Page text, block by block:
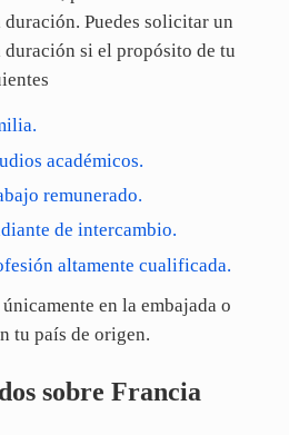
Puedes solicitar un
si el propósito de tu
académicos.
remunerado.
de intercambio.
altamente cualificada.
en la embajada o
tu país de origen.
sobre Francia